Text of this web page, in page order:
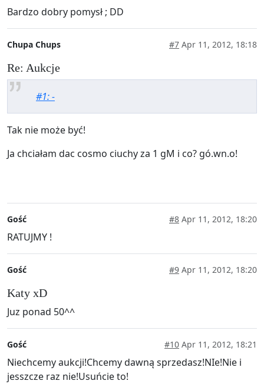
Bardzo dobry pomysł ; DD
Chupa Chups #7 Apr 11, 2012, 18:18
Re: Aukcje
#1: -
Tak nie może być!
Ja chciałam dac cosmo ciuchy za 1 gM i co? gó.wn.o!
Gość #8 Apr 11, 2012, 18:20
RATUJMY !
Gość #9 Apr 11, 2012, 18:20
Katy xD
Juz ponad 50^^
Gość #10 Apr 11, 2012, 18:21
Niechcemy aukcji!Chcemy dawną sprzedasz!NIe!Nie i
jesszcze raz nie!Usuńcie to!